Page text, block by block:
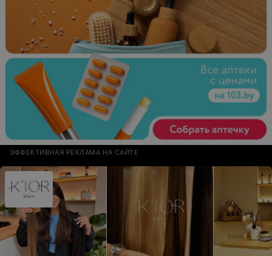
ЭФФЕКТИВНАЯ РЕКЛАМА НА САЙТЕ